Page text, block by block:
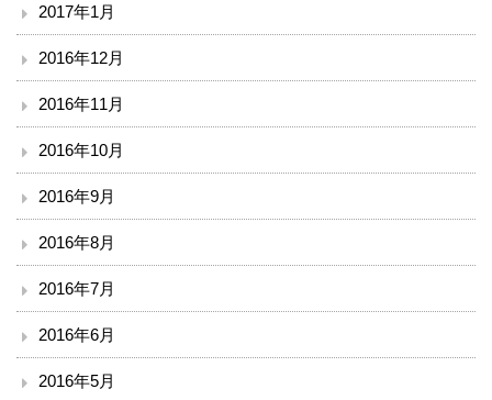
2017年1月
2016年12月
2016年11月
2016年10月
2016年9月
2016年8月
2016年7月
2016年6月
2016年5月